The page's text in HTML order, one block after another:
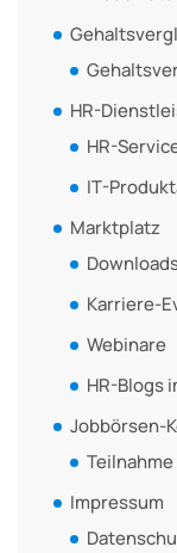
HR-
HR-
IT-
Marktplatz
Karriere-
Webinare
HR-Blogs
Jobbörsen-
Impressum